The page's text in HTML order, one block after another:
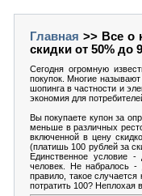
Главная >> Все о
скидки от 50% до
Сегодня огромную
покупок. Многие
шопинга в частности и
экономия для
Вы покупаете купон за
меньше в различных
включенной в цену
(платишь 100 рублей за
Единственное условие -
человек. Не набралось -
правило, такое
потратить 100? Неплохая